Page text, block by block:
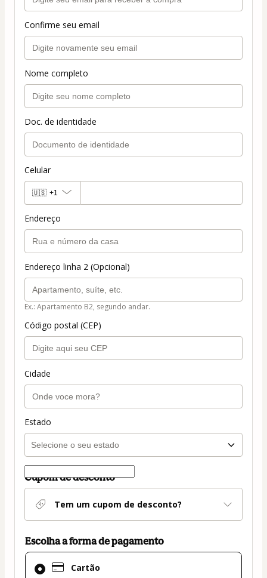
Confirme seu email
Nome completo
Doc. de identidade
Celular
🇺🇸 +1
Endereço
Endereço linha 2 (Opcional)
Ex.: Apartamento B2, segundo andar.
Código postal (CEP)
Cidade
Estado
Cupom de desconto
Tem um cupom de desconto?
Escolha a forma de pagamento
Cartão
Cartão
selecionado